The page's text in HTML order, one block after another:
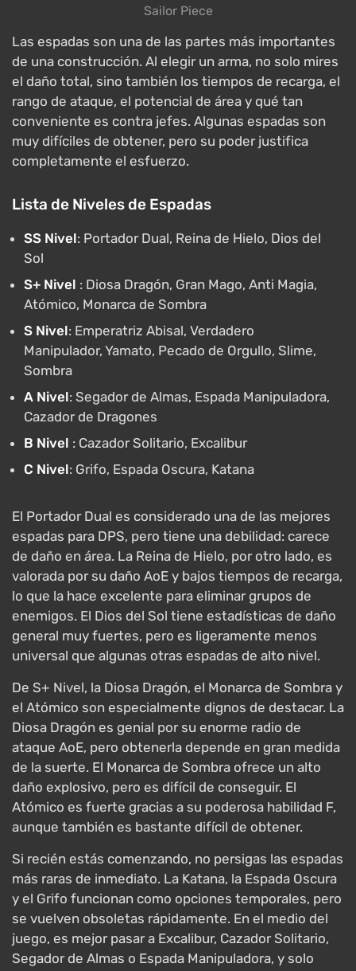
Sailor Piece
Las espadas son una de las partes más importantes
de una construcción. Al elegir un arma, no solo mires
el daño total, sino también los tiempos de recarga, el
rango de ataque, el potencial de área y qué tan
conveniente es contra jefes. Algunas espadas son
muy difíciles de obtener, pero su poder justifica
completamente el esfuerzo.
Lista de Niveles de Espadas
SS Nivel: Portador Dual, Reina de Hielo, Dios del
Sol
S+ Nivel : Diosa Dragón, Gran Mago, Anti Magia,
Atómico, Monarca de Sombra
S Nivel: Emperatriz Abisal, Verdadero
Manipulador, Yamato, Pecado de Orgullo, Slime,
Sombra
A Nivel: Segador de Almas, Espada Manipuladora,
Cazador de Dragones
B Nivel : Cazador Solitario, Excalibur
C Nivel: Grifo, Espada Oscura, Katana
El Portador Dual es considerado una de las mejores
espadas para DPS, pero tiene una debilidad: carece
de daño en área. La Reina de Hielo, por otro lado, es
valorada por su daño AoE y bajos tiempos de recarga,
lo que la hace excelente para eliminar grupos de
enemigos. El Dios del Sol tiene estadísticas de daño
general muy fuertes, pero es ligeramente menos
universal que algunas otras espadas de alto nivel.
De S+ Nivel, la Diosa Dragón, el Monarca de Sombra y
el Atómico son especialmente dignos de destacar. La
Diosa Dragón es genial por su enorme radio de
ataque AoE, pero obtenerla depende en gran medida
de la suerte. El Monarca de Sombra ofrece un alto
daño explosivo, pero es difícil de conseguir. El
Atómico es fuerte gracias a su poderosa habilidad F,
aunque también es bastante difícil de obtener.
Si recién estás comenzando, no persigas las espadas
más raras de inmediato. La Katana, la Espada Oscura
y el Grifo funcionan como opciones temporales, pero
se vuelven obsoletas rápidamente. En el medio del
juego, es mejor pasar a Excalibur, Cazador Solitario,
Segador de Almas o Espada Manipuladora, y solo